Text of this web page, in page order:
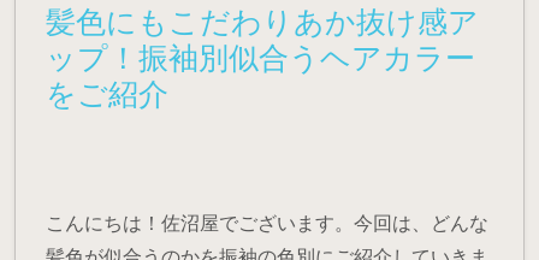
髪色にもこだわりあか抜け感ア
ップ！振袖別似合うヘアカラー
をご紹介
こんにちは！佐沼屋でございます。今回は、どんな